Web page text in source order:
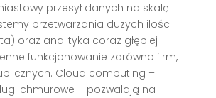
przesył danych na skalę
przetwarzania dużych ilości
oraz analityka coraz głębiej
funkcjonowanie zarówno firm,
Cloud computing –
chmurowe – pozwalają na